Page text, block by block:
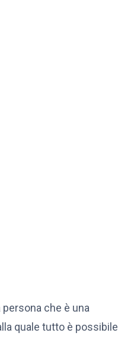
persona che è una
quale tutto è possibile